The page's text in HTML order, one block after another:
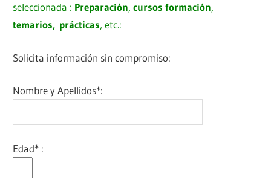
seleccionada : Preparación,cursos formación,
temarios, prácticas, etc.:
Solicita información sin compromiso:
Nombre y Apellidos*:
Edad* :